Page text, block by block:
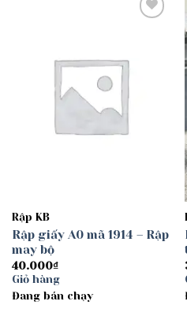
Rập KB
Rập giấy A0 mã 1914 – Rập
may bộ
40.000₫
Giỏ hàng
Đang bán chạy